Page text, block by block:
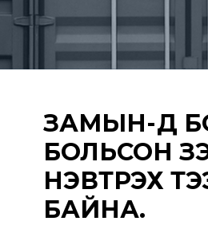
ЗАМЫН-ҮҮД
БОЛЬСОН
НЭВТРЭХ
БАЙНА.